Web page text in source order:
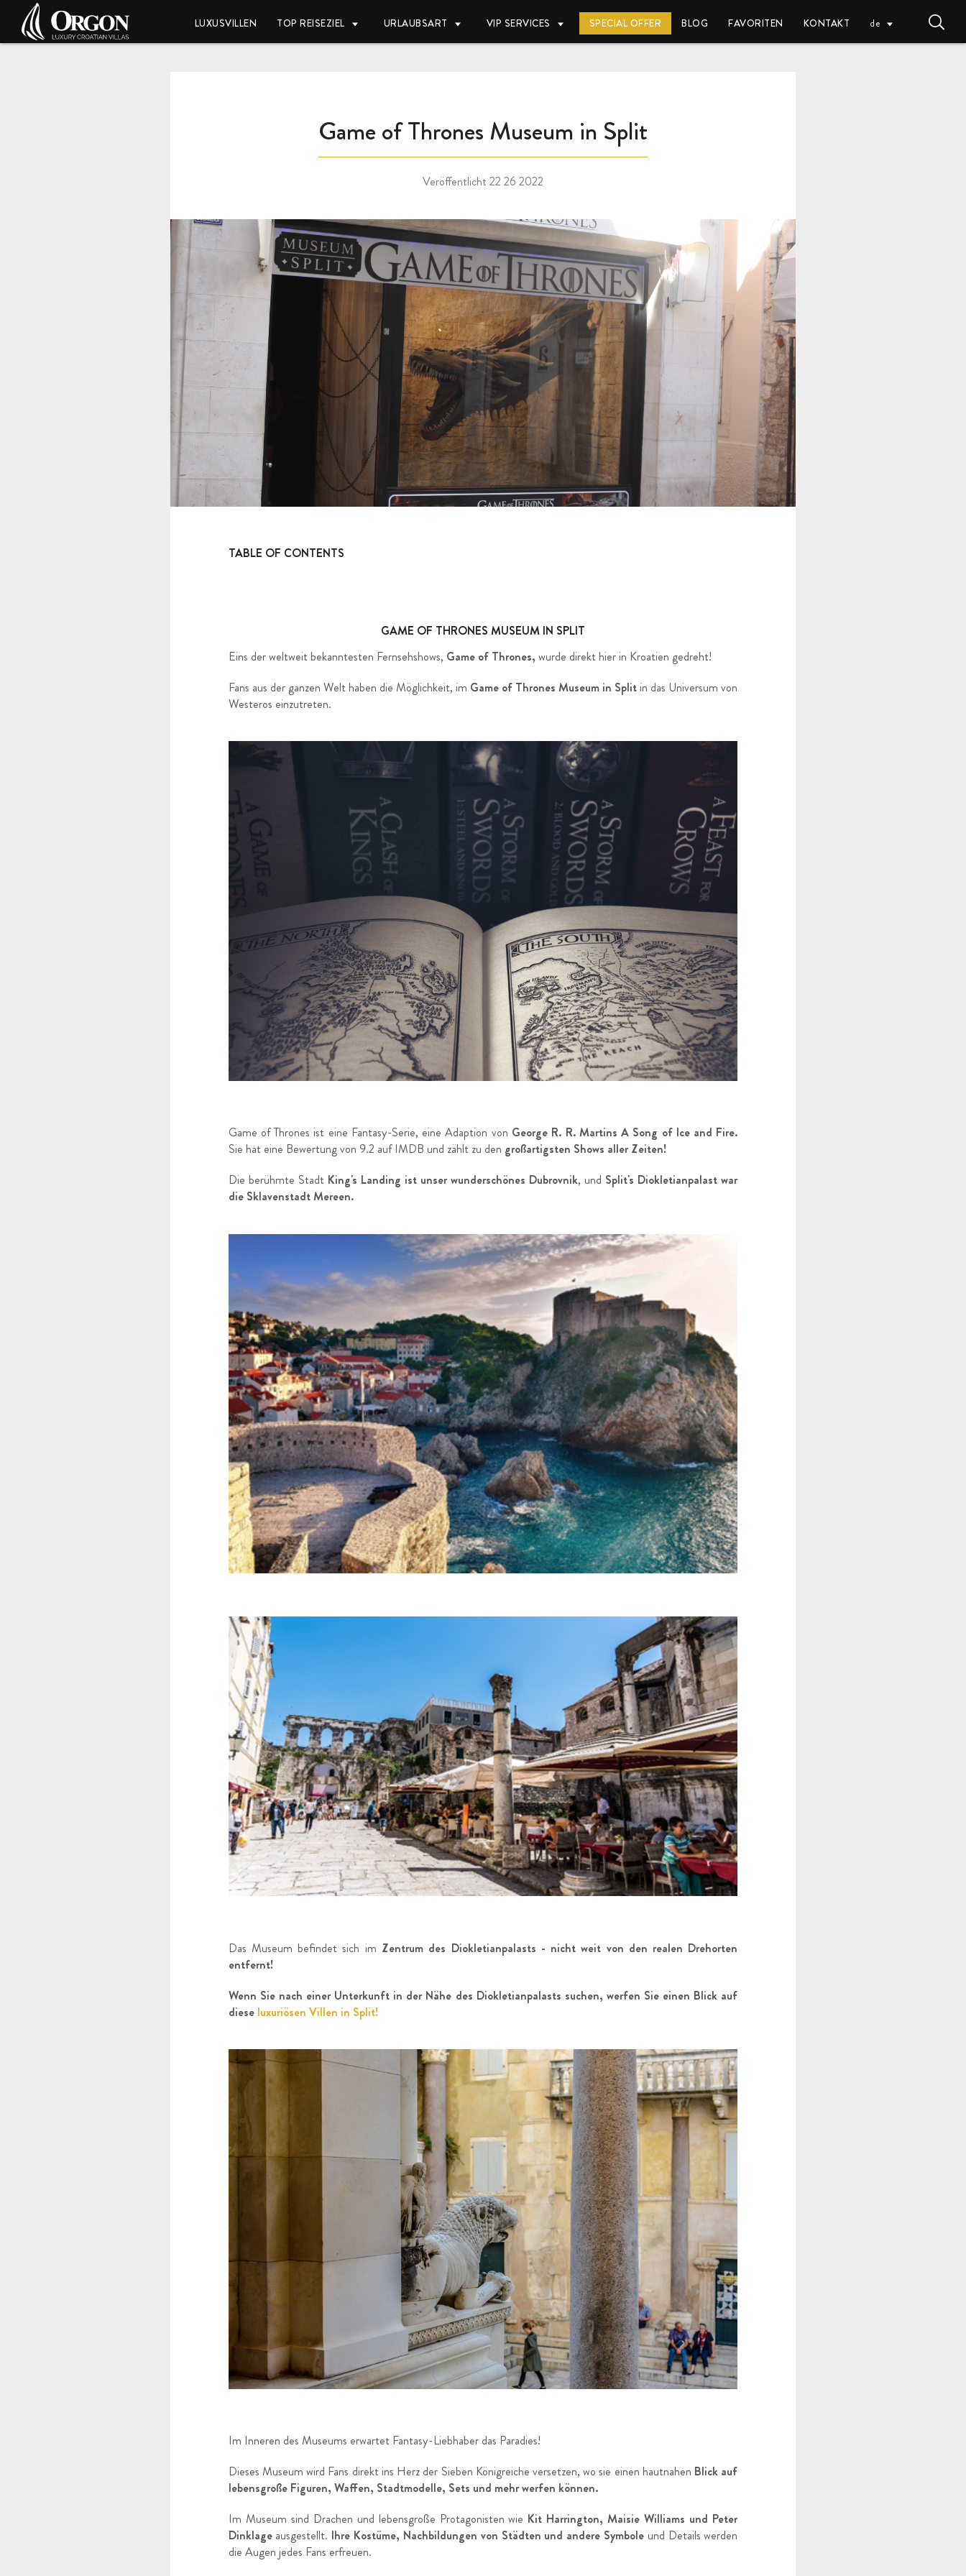
LUXUSVILLEN TOP REISEZIEL URLAUBSART VIP SERVICES SPECIAL OFFER BLOG FAVORITEN KONTAKT de
Game of Thrones Museum in Split
Veröffentlicht 22 26 2022
TABLE OF CONTENTS
GAME OF THRONES MUSEUM IN SPLIT
Eins der weltweit bekanntesten Fernsehshows, Game of Thrones, wurde direkt hier in Kroatien gedreht!
Fans aus der ganzen Welt haben die Möglichkeit, im Game of Thrones Museum in Splitin das Universum von
Westeros einzutreten.
Game of Thrones ist eine Fantasy-Serie, eine Adaption von George R. R. Martins A Song of Ice and Fire.
Sie hat eine Bewertung von 9.2 auf IMDB und zählt zu den großartigsten Shows aller Zeiten!
Die berühmte Stadt King's Landing ist unser wunderschönes Dubrovnik, und Split's Diokletianpalast war
die Sklavenstadt Mereen.
Das Museum befindet sich im Zentrum des Diokletianpalasts - nicht weit von den realen Drehorten
entfernt!
Wenn Sie nach einer Unterkunft in der Nähe des Diokletianpalasts suchen, werfen Sie einen Blick auf
diese luxuriösen Villen in Split!
Im Inneren des Museums erwartet Fantasy-Liebhaber das Paradies!
Dieses Museum wird Fans direkt ins Herz der Sieben Königreiche versetzen, wo sie einen hautnahen Blick auf
lebensgroße Figuren, Waffen, Stadtmodelle, Sets und mehr werfen können.
Im Museum sind Drachen und lebensgroße Protagonisten wie Kit Harrington, Maisie Williams und Peter
Dinklageausgestellt. Ihre Kostüme, Nachbildungen von Städten und andere Symboleund Details werden
die Augen jedes Fans erfreuen.